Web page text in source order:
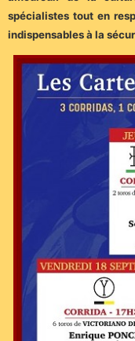
spécialistes tout en
indispensables à la